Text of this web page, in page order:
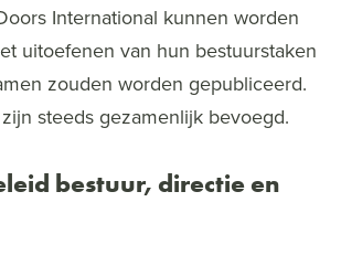
International kunnen worden
uitoefenen van hun bestuurstaken
zouden worden gepubliceerd.
steeds gezamenlijk bevoegd.
bestuur, directie en